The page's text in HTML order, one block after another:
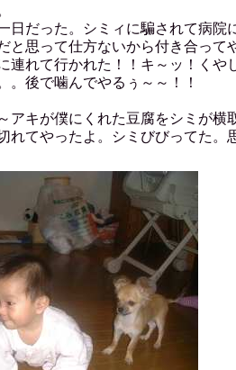
日だった。シミィに騙されて病院
と思って仕方ないから付き合っ
連れて行かれた！！キ～ッ！くや
。後で噛んでやるぅ～～！！
アキが僕にくれた豆腐をシミが横
れてやったよ。シミびびってた。